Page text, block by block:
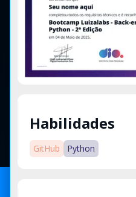
Habilidades
GitHub Python